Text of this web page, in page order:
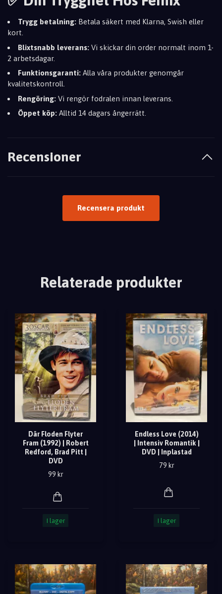
Trygg betalning: Betala säkert med Klarna, Swish eller
kort.
Blixtsnabb leverans: Vi skickar din order normalt inom 1-
2 arbetsdagar.
Funktionsgaranti: Alla våra produkter genomgår
kvalitetskontroll.
Rengöring: Vi rengör fodralen innan leverans.
Öppet köp: Alltid 14 dagars ångerrätt.
Recensioner
Recensera produkt
Relaterade produkter
Där Floden Flyter
Fram (1992) | Robert
Redford, Brad Pitt |
DVD
99 kr
I lager
Endless Love (2014)
| Intensiv Romantik |
DVD | Inplastad
79 kr
I lager